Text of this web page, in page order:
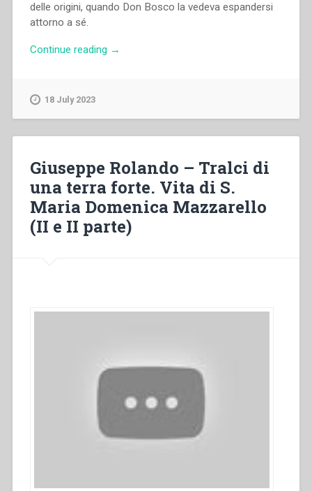
delle origini, quando Don Bosco la vedeva espandersi
attorno a sé.
Continue reading “Eugenio
tradizione
salesiana
dei
primi
tempi”
salesiana,
→
18 July 2023
Giuseppe Rolando – Tralci di
una terra forte. Vita di S.
Maria Domenica Mazzarello
(II e II parte)